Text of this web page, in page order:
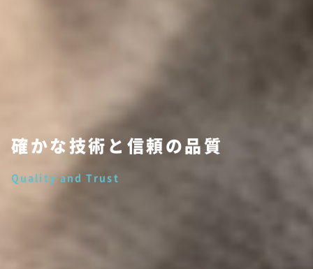
確かな技術と信頼の品質
Quality and Trust